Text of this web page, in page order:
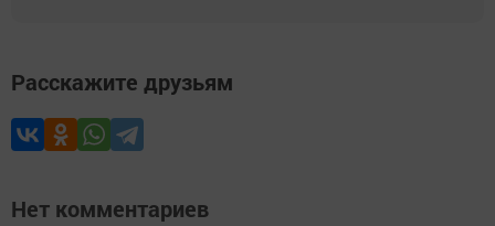
Расскажите друзьям
Нет комментариев